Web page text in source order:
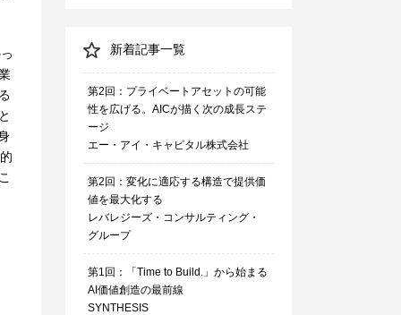
新着記事一覧
第2回：プライベートアセットの可能
性を広げる。AICが描く次の成長ステ
ージ
エー・アイ・キャピタル株式会社
第2回：変化に適応する構造で提供価
値を最大化する
レバレジーズ・コンサルティング・
グループ
第1回：「Time to Build.」から始まる
AI価値創造の最前線
SYNTHESIS